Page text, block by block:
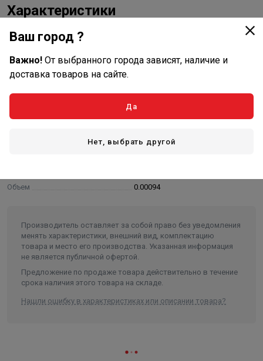
Характеристики
Основные
Назначение
Материал
Диаметр, мм 75
9.000
Объем 0.00094
Производитель оставляет за собой право без уведомления
менять характеристики, внешний вид, комплектацию
товара и место его производства. Указанная информация
не является публичной офертой.
Предложение по продаже товара действительно в течение
срока наличия этого товара на складе.
Нашли ошибку в характеристиках или описании товара?
Ваш город ?
Важно! От выбранного города зависят, наличие и
доставка товаров на сайте.
Да
Нет, выбрать другой